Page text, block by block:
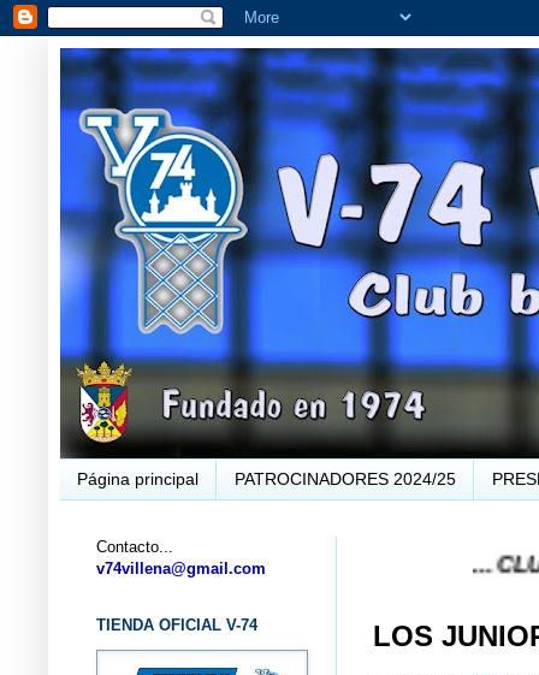
Página principal PATROCINADORES 2024/25
... CLUB
LOS
Contacto...
v74villena@gmail.com
TIENDA OFICIAL V-74